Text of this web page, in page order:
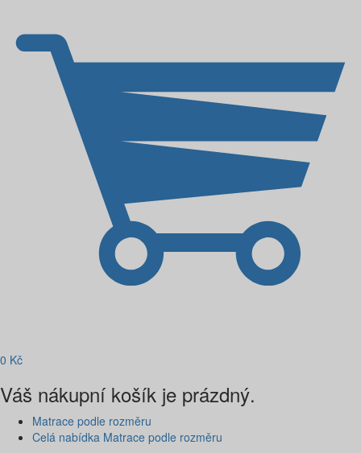
0 Kč
Váš nákupní košík je prázdný.
Matrace podle rozměru
Celá nabídka Matrace podle rozměru